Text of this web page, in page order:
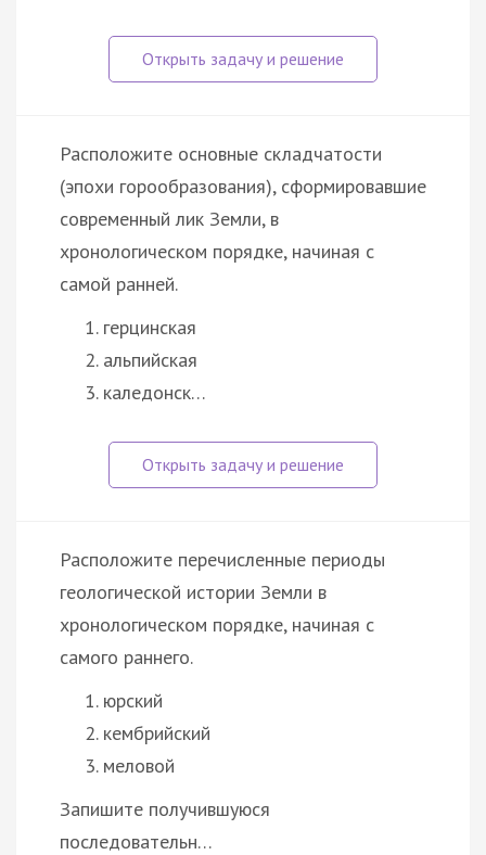
Расположите основные складчатости
(эпохи горообразования), сформировавшие
современный лик Земли, в
хронологическом порядке, начиная с
самой ранней.
герцинская
альпийская
каледонск…
Расположите перечисленные периоды
геологической истории Земли в
хронологическом порядке, начиная с
самого раннего.
юрский
кембрийский
меловой
Запишите получившуюся
последовательн…